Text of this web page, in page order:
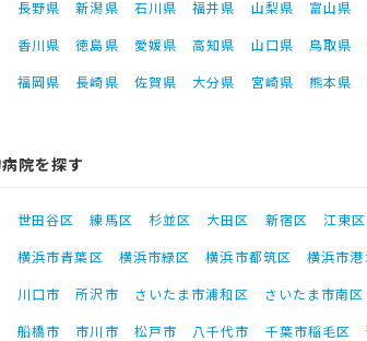
長野県 新潟県 石川県 福井県 山梨県
富山県
香川県 徳島県 愛媛県 高知県 山口県 鳥取県
福岡県 長崎県 佐賀県 大分県 宮崎県 熊本県
院を探す
世田谷区 練馬区 杉並区 大田区 新宿区 江東区
横浜市青葉区 横浜市緑区 横浜市都筑区 横浜市
川口市 所沢市 さいたま市浦和区 さいたま市南区
船橋市 市川市 松戸市 八千代市 千葉市稲毛区